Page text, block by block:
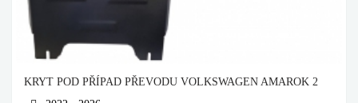
KRYT POD PŘÍPAD PŘEVODU VOLKSWAGEN AMAROK 2